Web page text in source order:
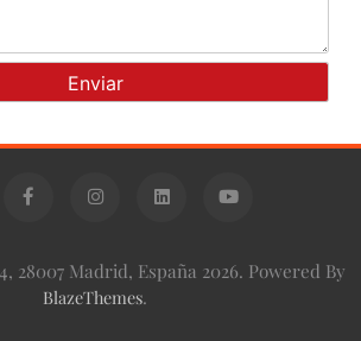
28007 Madrid, España 2026. Powered By
BlazeThemes.